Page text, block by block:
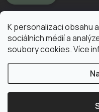
K personalizaci obsahu
sociálních médií a
soubory cookies. Více
Copyright 2026